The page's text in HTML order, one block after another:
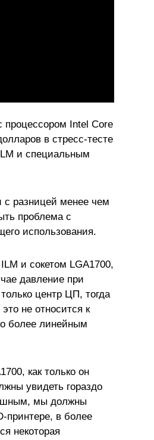
процессором Intel Core
в стресс-тесте
и специальным
с разницей менее чем
проблема с
использования.
и сокетом LGA1700,
давление при
центр ЦП, тогда
не относится к
более линейным
как только он
увидеть гораздо
мы должны
принтере, в более
некоторая